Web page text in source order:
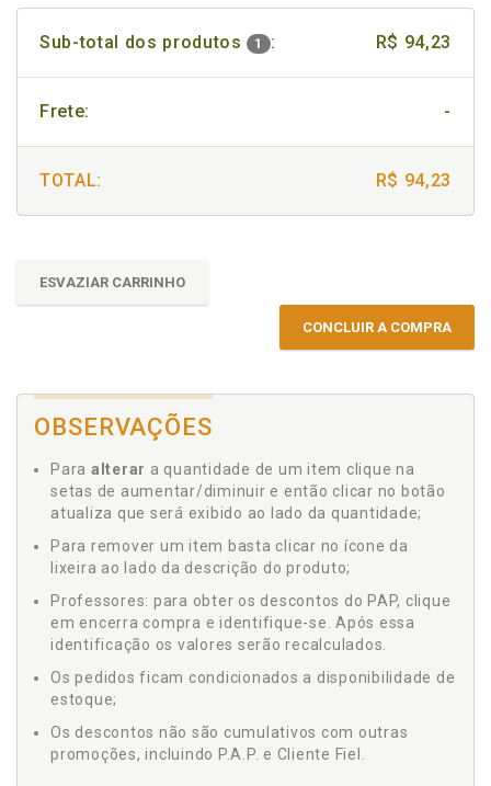
Sub-total dos produtos 1 : R$ 94,23
Frete: -
TOTAL: R$ 94,23
ESVAZIAR CARRINHO
CONCLUIR A COMPRA
OBSERVAÇÕES
Para alterar a quantidade de um item clique na
setas de aumentar/diminuir e então clicar no botão
atualiza que será exibido ao lado da quantidade;
Para remover um item basta clicar no ícone da
lixeira ao lado da descrição do produto;
Professores: para obter os descontos do PAP, clique
em encerra compra e identifique-se. Após essa
identificação os valores serão recalculados.
Os pedidos ficam condicionados a disponibilidade de
estoque;
Os descontos não são cumulativos com outras
promoções, incluindo P.A.P. e Cliente Fiel.